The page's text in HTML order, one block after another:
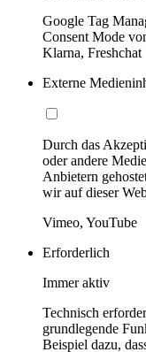
Google Tag
Consent Mode
Klarna, Freshchat
Externe
Durch das
oder andere
Anbietern
wir auf dieser
Vimeo, YouTube
Erforderlich
Immer aktiv
Technisch
grundlegende
Beispiel dazu,